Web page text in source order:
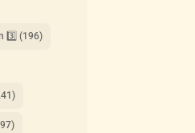
3️⃣ (196)